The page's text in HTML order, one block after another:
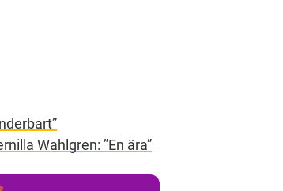
Wahlgren: ”En ära”